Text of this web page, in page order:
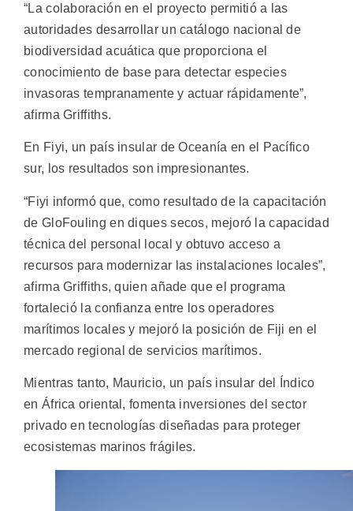
“La colaboración en el proyecto permitió a las
autoridades desarrollar un catálogo nacional de
biodiversidad acuática que proporciona el
conocimiento de base para detectar especies
invasoras tempranamente y actuar rápidamente”,
afirma Griffiths.
En Fiyi, un país insular de Oceanía en el Pacífico
sur, los resultados son impresionantes.
“Fiyi informó que, como resultado de la capacitación
de GloFouling en diques secos, mejoró la capacidad
técnica del personal local y obtuvo acceso a
recursos para modernizar las instalaciones locales”,
afirma Griffiths, quien añade que el programa
fortaleció la confianza entre los operadores
marítimos locales y mejoró la posición de Fiji en el
mercado regional de servicios marítimos.
Mientras tanto, Mauricio, un país insular del Índico
en África oriental, fomenta inversiones del sector
privado en tecnologías diseñadas para proteger
ecosistemas marinos frágiles.